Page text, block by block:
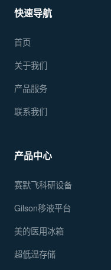
快速导航
首页
关于我们
产品服务
联系我们
产品中心
赛默飞科研设备
Gilson移液平台
美的医用冰箱
超低温存储